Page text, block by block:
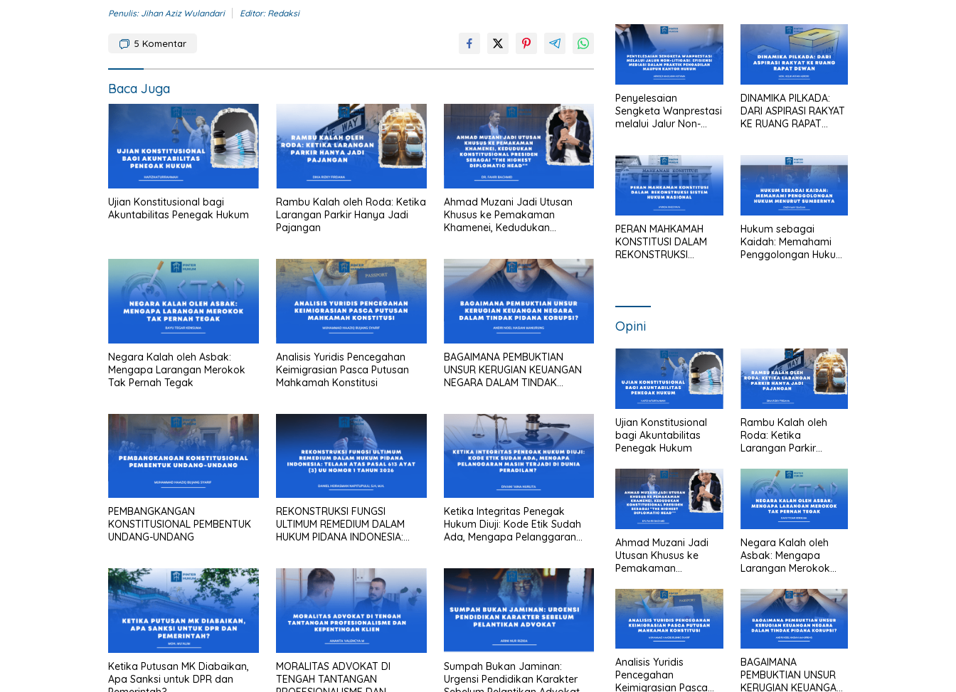
Penulis: Jihan Aziz Wulandari Editor: Redaksi
5 Komentar
Baca Juga
Ujian Konstitusional bagi
Akuntabilitas Penegak Hukum
Rambu Kalah oleh Roda: Ketika
Larangan Parkir Hanya Jadi
Pajangan
Ahmad Muzani Jadi Utusan
Khusus ke Pemakaman
Khamenei, Kedudukan
Negara Kalah oleh Asbak:
Mengapa Larangan Merokok
Tak Pernah Tegak
Analisis Yuridis Pencegahan
Keimigrasian Pasca Putusan
Mahkamah Konstitusi
BAGAIMANA PEMBUKTIAN
UNSUR KERUGIAN KEUANGAN
NEGARA DALAM TINDAK
PEMBANGKANGAN
KONSTITUSIONAL PEMBENTUK
UNDANG-UNDANG
REKONSTRUKSI FUNGSI
ULTIMUM REMEDIUM DALAM
HUKUM PIDANA INDONESIA:
Ketika Integritas Penegak
Hukum Diuji: Kode Etik Sudah
Ada, Mengapa Pelanggaran
Ketika Putusan MK Diabaikan,
Apa Sanksi untuk DPR dan
MORALITAS ADVOKAT DI
TENGAH TANTANGAN
Sumpah Bukan Jaminan:
Urgensi Pendidikan Karakter
Penyelesaian
Sengketa Wanprestasi
melalui Jalur Non-
Pengadilan Maupun
Kantor Hukum
DINAMIKA PILKADA:
DARI ASPIRASI RAKYAT
KE RUANG RAPAT
PERAN MAHKAMAH
KONSTITUSI DALAM
REKONSTRUKSI
Hukum sebagai
Kaidah: Memahami
Penggolongan Hukum
Opini
Ujian Konstitusional
bagi Akuntabilitas
Penegak Hukum
Rambu Kalah oleh
Roda: Ketika
Larangan Parkir
Ahmad Muzani Jadi
Utusan Khusus ke
Pemakaman
konstitusional
Presiden sebagai “the
highest diplomatic
head””
Negara Kalah oleh
Asbak: Mengapa
Larangan Merokok
Analisis Yuridis
Pencegahan
Keimigrasian Pasca
BAGAIMANA
PEMBUKTIAN UNSUR
KERUGIAN KEUANGAN